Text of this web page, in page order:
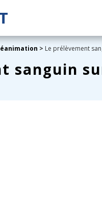
> Le prélèvement
sanguin